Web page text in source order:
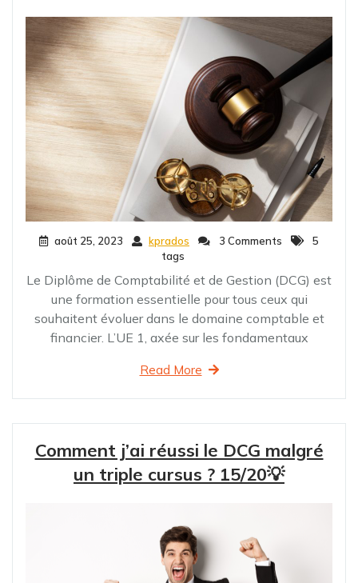
août 25, 2023 kprados 3 Comments
5
tags
Le Diplôme de Comptabilité et de Gestion (DCG) est
une formation essentielle pour tous ceux qui
souhaitent évoluer dans le domaine comptable et
financier. L’UE 1, axée sur les fondamentaux
Read More
Comment j’ai réussi le DCG malgré
un triple cursus ? 15/20💡